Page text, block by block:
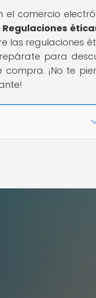
el comercio
las regulaciones
para
¡No te